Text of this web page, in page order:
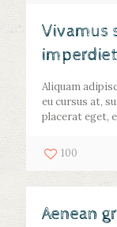
Vivamus
imperdiet
Aliquam
eu cursus at,
placerat eget,
100
Aenean